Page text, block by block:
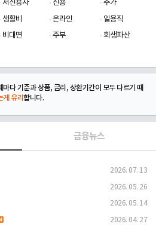
저신용자 신용
추가
생활비 온라인
일용직
비대면 주부
회생파산
다 기준과 상품, 금리, 상환기간이 모두 다르기 때
게 유리합니다.
금융뉴스
2026. 07. 13
2026. 05. 26
2026. 05. 14
2026. 04. 27